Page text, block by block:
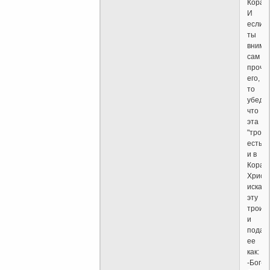
И
если
ты
сам
его,
то
что
эта
есть
и в
эту
и
ее
как:
-Бог-